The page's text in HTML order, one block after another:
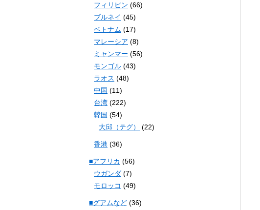
フィリピン (66)
ブルネイ (45)
ベトナム (17)
マレーシア (8)
ミャンマー (56)
モンゴル (43)
ラオス (48)
中国 (11)
台湾 (222)
韓国 (54)
大邱（テグ）
(22)
香港 (36)
■アフリカ (56)
ウガンダ (7)
モロッコ (49)
■グアムなど (36)